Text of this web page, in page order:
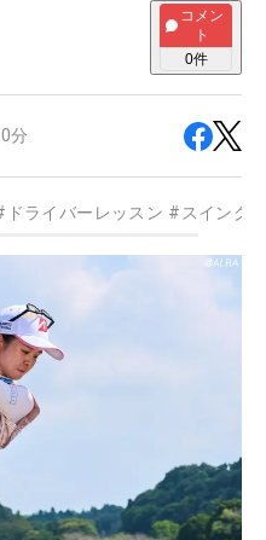
コメン
ト
0件
分
ドライバーレッスン # スイング